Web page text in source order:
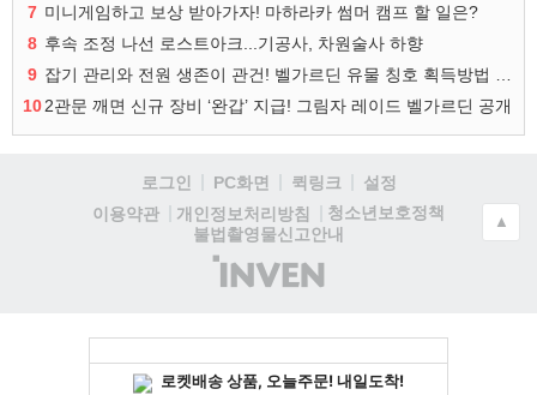
7 미니게임하고 보상 받아가자! 마하라카 썸머 캠프 할 일은?
8 후속 조정 나선 로스트아크...기공사, 차원술사 하향
9
102관문 깨면 신규 장비 ‘완갑’ 지급! 그림자 레이드 벨가르딘 공개
로그인 PC화면 퀵링크
설정
이용약관
개인정보처리방침
청소년보호정책
불법촬영물신고안내
(주)
인
▲